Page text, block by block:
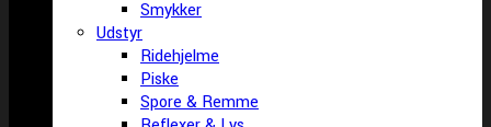
Smykker
Udstyr
Ridehjelme
Piske
Spore & Remme